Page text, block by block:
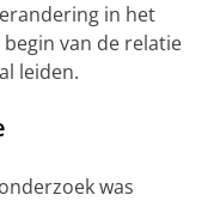
in het
van de relatie
leiden.
was